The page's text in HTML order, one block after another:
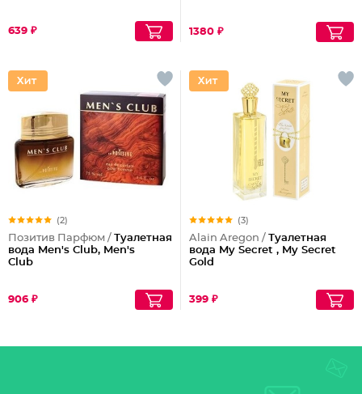
639 ₽ 1380 ₽
(2)
Позитив Парфюм / Туалетная
вода Men's Club, Men's
Club
906 ₽
(3)
Alain Aregon / Туалетная
вода My Secret , My Secret
Gold
399 ₽